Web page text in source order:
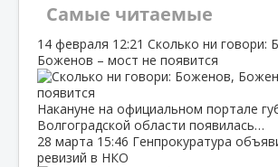
Самые читаемые
14 февраля 12:21 Сколько ни говори:
Боженов – мост не появится
Накануне на официальном портале
Волгоградской области появилась…
28 марта 15:46 Генпрокуратура
ревизий в НКО